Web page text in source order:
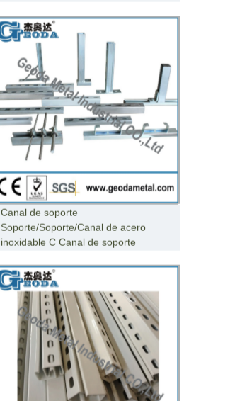
Canal de soporte
Soporte/Soporte/Canal de acero
inoxidable C Canal de soporte